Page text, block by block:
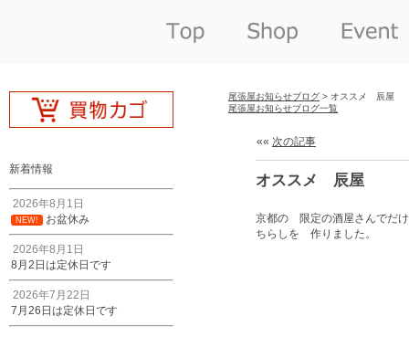
新着情報
2026年8月1日
NEW! お盆休み
2026年8月1日
8月2日は定休日です
2026年7月22日
7月26日は定休日です
尾張屋お知らせブログ > オススメ 辰屋
尾張屋お知らせブログ一覧
«« 次の記事
オススメ 辰屋
京都の 限定の酒屋さんでだ
ちらしを 作りました。